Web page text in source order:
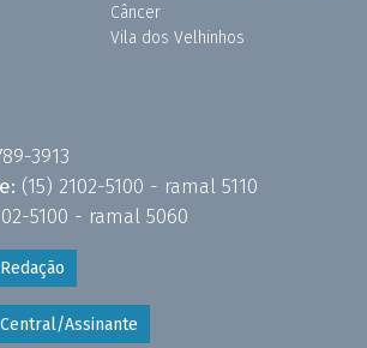
Câncer
Vila dos Velhinhos
3913
(15) 2102-5100 - ramal 5110
5100 - ramal 5060
Assinante